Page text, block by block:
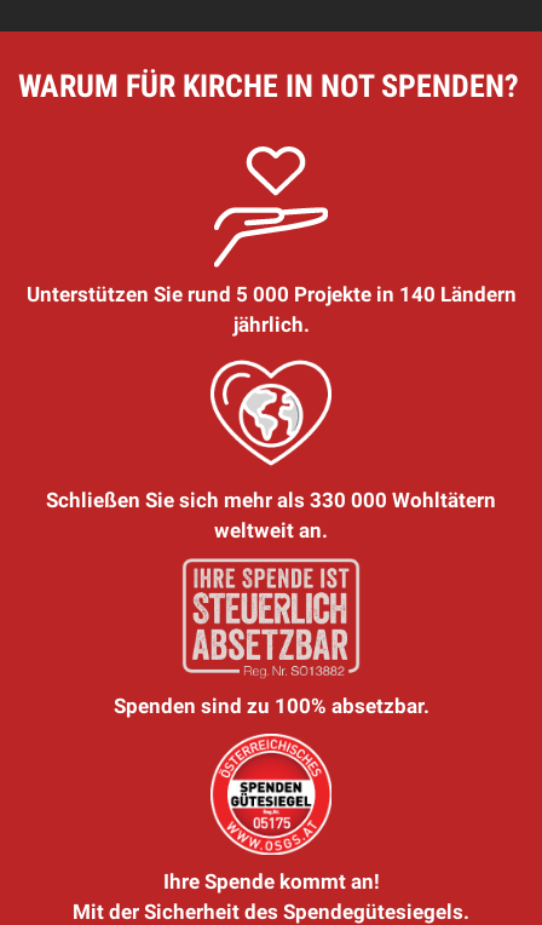
WARUM FÜR KIRCHE IN NOT SPENDEN?
Unterstützen Sie rund 5 000 Projekte in 140 Ländern
jährlich.
Schließen Sie sich mehr als 330 000 Wohltätern
weltweit an.
Spenden sind zu 100% absetzbar.
Ihre Spende kommt an!
Mit der Sicherheit des Spendegütesiegels.